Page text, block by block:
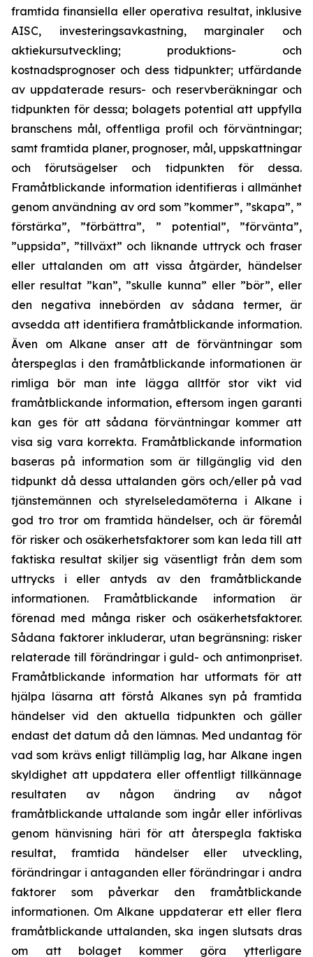
framtida finansiella eller operativa resultat, inklusive
AISC, investeringsavkastning, marginaler och
aktiekursutveckling; produktions- och
kostnadsprognoser och dess tidpunkter; utfärdande
av uppdaterade resurs- och reservberäkningar och
tidpunkten för dessa; bolagets potential att uppfylla
branschens mål, offentliga profil och förväntningar;
samt framtida planer, prognoser, mål, uppskattningar
och förutsägelser och tidpunkten för dessa.
Framåtblickande information identifieras i allmänhet
genom användning av ord som ”kommer”, ”skapa”, ”
förstärka”, ”förbättra”, ” potential”, ”förvänta”,
”uppsida”, ”tillväxt” och liknande uttryck och fraser
eller uttalanden om att vissa åtgärder, händelser
eller resultat ”kan”, ”skulle kunna” eller ”bör”, eller
den negativa innebörden av sådana termer, är
avsedda att identifiera framåtblickande information.
Även om Alkane anser att de förväntningar som
återspeglas i den framåtblickande informationen är
rimliga bör man inte lägga alltför stor vikt vid
framåtblickande information, eftersom ingen garanti
kan ges för att sådana förväntningar kommer att
visa sig vara korrekta. Framåtblickande information
baseras på information som är tillgänglig vid den
tidpunkt då dessa uttalanden görs och/eller på vad
tjänstemännen och styrelseledamöterna i Alkane i
god tro tror om framtida händelser, och är föremål
för risker och osäkerhetsfaktorer som kan leda till att
faktiska resultat skiljer sig väsentligt från dem som
uttrycks i eller antyds av den framåtblickande
informationen. Framåtblickande information är
förenad med många risker och osäkerhetsfaktorer.
Sådana faktorer inkluderar, utan begränsning: risker
relaterade till förändringar i guld- och antimonpriset.
Framåtblickande information har utformats för att
hjälpa läsarna att förstå Alkanes syn på framtida
händelser vid den aktuella tidpunkten och gäller
endast det datum då den lämnas. Med undantag för
vad som krävs enligt tillämplig lag, har Alkane ingen
skyldighet att uppdatera eller offentligt tillkännage
resultaten av någon ändring av något
framåtblickande uttalande som ingår eller införlivas
genom hänvisning häri för att återspegla faktiska
resultat, framtida händelser eller utveckling,
förändringar i antaganden eller förändringar i andra
faktorer som påverkar den framåtblickande
informationen. Om Alkane uppdaterar ett eller flera
framåtblickande uttalanden, ska ingen slutsats dras
om att bolaget kommer göra ytterligare